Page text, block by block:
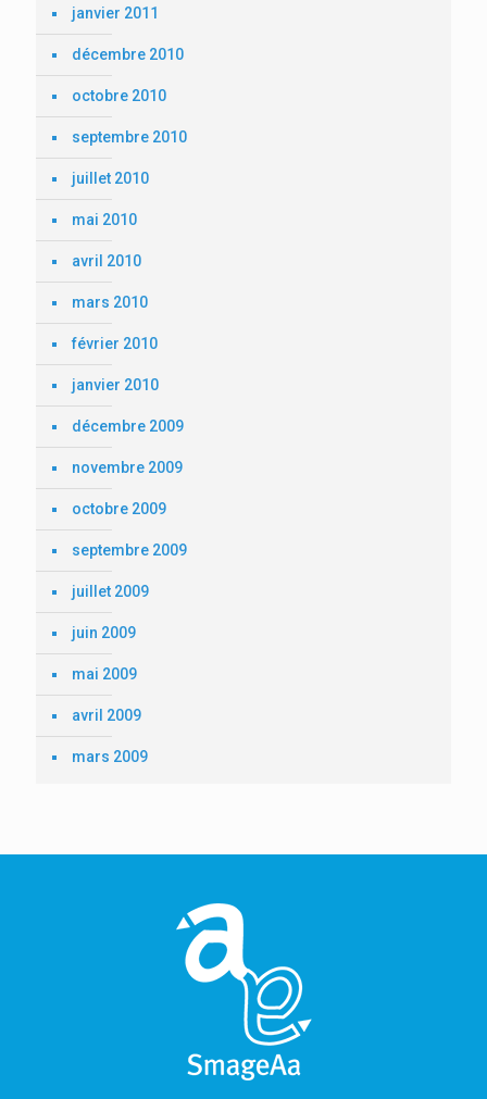
janvier 2011
décembre 2010
octobre 2010
septembre 2010
juillet 2010
mai 2010
avril 2010
mars 2010
février 2010
janvier 2010
décembre 2009
novembre 2009
octobre 2009
septembre 2009
juillet 2009
juin 2009
mai 2009
avril 2009
mars 2009